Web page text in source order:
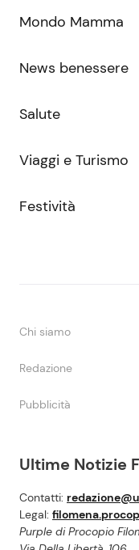
Ultime Notizie
Contatti:
Legal:
Purple di Procopio
Mondo Mamma
News benessere
Salute
Viaggi e Turismo
Festività
Chi siamo
Redazione
Pubblicità